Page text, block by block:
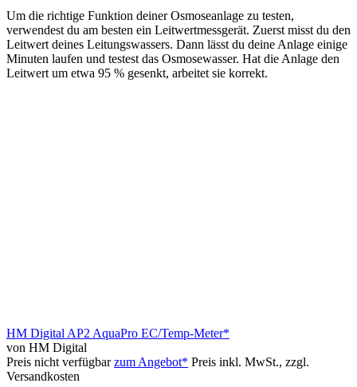
Um die richtige Funktion deiner Osmoseanlage zu testen,
verwendest du am besten ein Leitwertmessgerät. Zuerst misst du den
Leitwert deines Leitungswassers. Dann lässt du deine Anlage einige
Minuten laufen und testest das Osmosewasser. Hat die Anlage den
Leitwert um etwa 95 % gesenkt, arbeitet sie korrekt.
HM Digital AP2 AquaPro EC/Temp-Meter*
von HM Digital
Preis nicht verfügbarzum Angebot* Preis inkl. MwSt., zzgl.
Versandkosten